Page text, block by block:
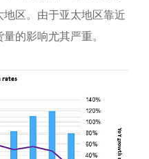
区。由于亚太地区靠近
的影响尤其严重。